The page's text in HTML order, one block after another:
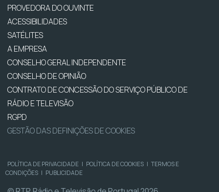
PROVEDORA DO OUVINTE
ACESSIBILIDADES
SATÉLITES
A EMPRESA
CONSELHO GERAL INDEPENDENTE
CONSELHO DE OPINIÃO
CONTRATO DE CONCESSÃO DO SERVIÇO PÚBLICO DE
RÁDIO E TELEVISÃO
RGPD
GESTÃO DAS DEFINIÇÕES DE COOKIES
POLÍTICA DE PRIVACIDADE | POLÍTICA DE COOKIES | TERMOS E
CONDIÇÕES | PUBLICIDADE